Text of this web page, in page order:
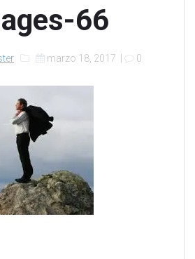
66
marzo 18, 2017 0